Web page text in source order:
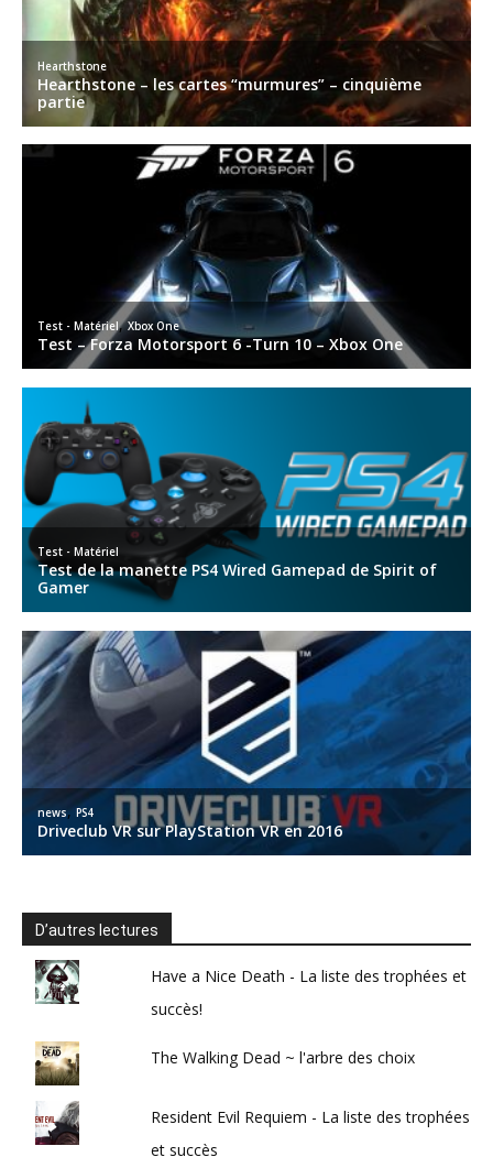
D’autres lectures
Have a Nice Death - La liste des trophées et
succès!
The Walking Dead ~ l'arbre des choix
Resident Evil Requiem - La liste des trophées
et succès